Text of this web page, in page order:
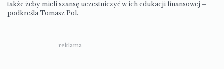
także żeby mieli szansę uczestniczyć w ich edukacji finansowej –
podkreśla Tomasz Pol.
reklama